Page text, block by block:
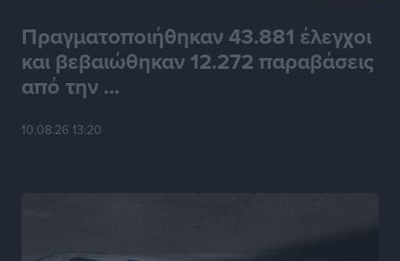
Πραγματοποιήθηκαν 43.881 έλεγχοι
και βεβαιώθηκαν 12.272 παραβάσεις
από την ...
10.08.26 13:20